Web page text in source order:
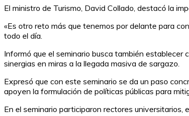
El ministro de Turismo, David Collado, destacó la
«Es otro reto más que tenemos por delante para
todo el día.
Informó que el seminario busca también
sinergias en miras a la llegada masiva de sargazo.
Expresó que con este seminario se da un paso
apoyen la formulación de políticas públicas para
En el seminario participaron rectores